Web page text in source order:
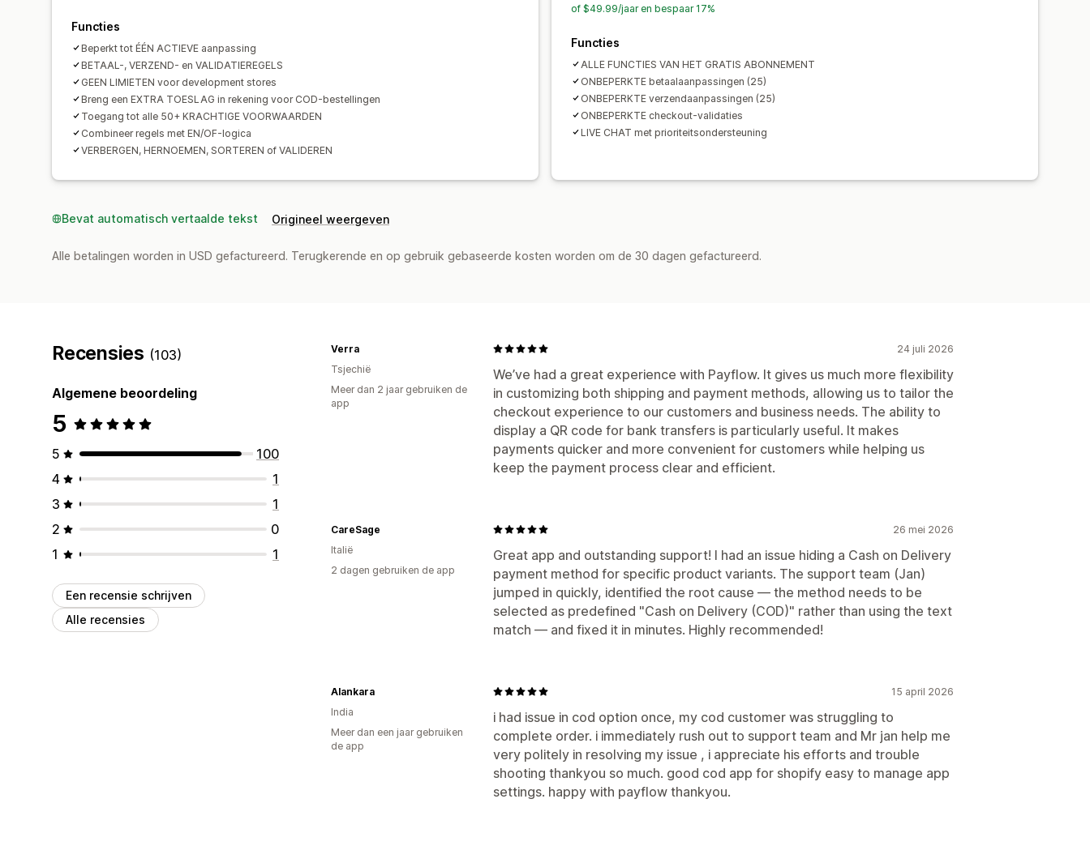
Functies
Beperkt tot ÉÉN ACTIEVE aanpassing
BETAAL-, VERZEND- en VALIDATIEREGELS
GEEN LIMIETEN voor development stores
Breng een EXTRA TOESLAG in rekening voor COD-bestellingen
Toegang tot alle 50+ KRACHTIGE VOORWAARDEN
Combineer regels met EN/OF-logica
VERBERGEN, HERNOEMEN, SORTEREN of VALIDEREN
of $49.99/jaar en bespaar 17%
Functies
ALLE FUNCTIES VAN HET GRATIS ABONNEMENT
ONBEPERKTE betaalaanpassingen (25)
ONBEPERKTE verzendaanpassingen (25)
ONBEPERKTE checkout-validaties
LIVE CHAT met prioriteitsondersteuning
Bevat automatisch vertaalde tekst Origineel weergeven
Alle betalingen worden in USD gefactureerd. Terugkerende en op gebruik gebaseerde kosten worden om de 30 dagen gefactureerd.
Recensies (103)
Algemene beoordeling
5
5
100
4
1
3
1
2
0
1
1
Een recensie schrijven
Alle recensies
24 juli 2026
We’ve had a great experience with Payflow. It gives us much more flexibility
in customizing both shipping and payment methods, allowing us to tailor the
checkout experience to our customers and business needs. The ability to
display a QR code for bank transfers is particularly useful. It makes
payments quicker and more convenient for customers while helping us
keep the payment process clear and efficient.
Verra
Tsjechië
Meer dan 2 jaar gebruiken de
app
26 mei 2026
Great app and outstanding support! I had an issue hiding a Cash on Delivery
payment method for specific product variants. The support team (Jan)
jumped in quickly, identified the root cause — the method needs to be
selected as predefined "Cash on Delivery (COD)" rather than using the text
match — and fixed it in minutes. Highly recommended!
CareSage
Italië
2 dagen gebruiken de app
15 april 2026
i had issue in cod option once, my cod customer was struggling to
complete order. i immediately rush out to support team and Mr jan help me
very politely in resolving my issue , i appreciate his efforts and trouble
shooting thankyou so much. good cod app for shopify easy to manage app
settings. happy with payflow thankyou.
Alankara
India
Meer dan een jaar gebruiken
de app